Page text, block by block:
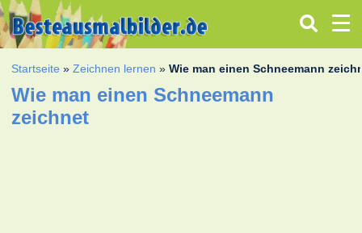
Startseite »Zeichnen lernen »Wie man einen Schneemann
Wie man einen Schneemann
zeichnet